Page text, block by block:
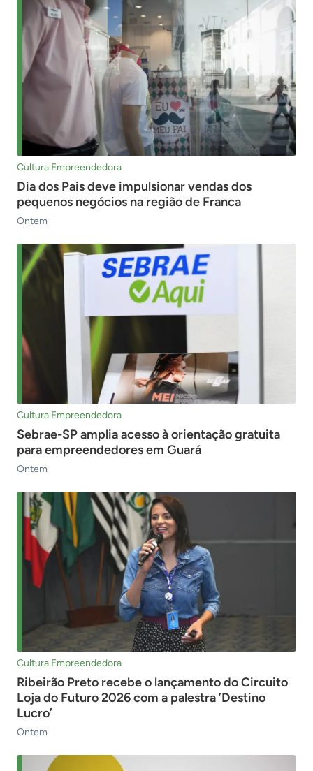
Cultura Empreendedora
Dia dos Pais deve impulsionar vendas dos
pequenos negócios na região de Franca
Ontem
Cultura Empreendedora
Sebrae-SP amplia acesso à orientação gratuita
para empreendedores em Guará
Ontem
Cultura Empreendedora
Ribeirão Preto recebe o lançamento do Circuito
Loja do Futuro 2026 com a palestra ’Destino
Lucro’
Ontem